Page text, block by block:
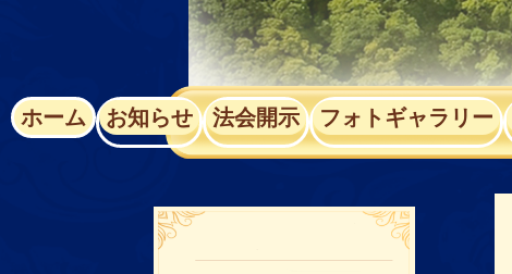
ホーム お知らせ 法会開⽰ フォトギャラリー